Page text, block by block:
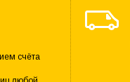
счёта